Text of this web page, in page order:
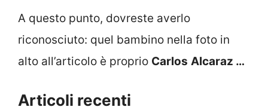
A questo punto, dovreste averlo
riconosciuto: quel bambino nella foto in
alto all’articolo è proprio Carlos Alcaraz …
Articoli recenti